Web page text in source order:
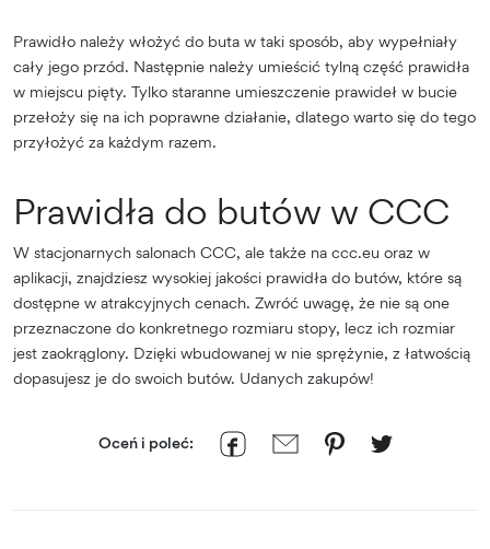
Prawidło należy włożyć do buta w taki sposób, aby wypełniały
cały jego przód. Następnie należy umieścić tylną część prawidła
w miejscu pięty. Tylko staranne umieszczenie prawideł w bucie
przełoży się na ich poprawne działanie, dlatego warto się do tego
przyłożyć za każdym razem.
Prawidła do butów w CCC
W stacjonarnych salonach CCC, ale także na ccc.eu oraz w
aplikacji, znajdziesz wysokiej jakości prawidła do butów, które są
dostępne w atrakcyjnych cenach. Zwróć uwagę, że nie są one
przeznaczone do konkretnego rozmiaru stopy, lecz ich rozmiar
jest zaokrąglony. Dzięki wbudowanej w nie sprężynie, z łatwością
dopasujesz je do swoich butów. Udanych zakupów!
Oceń i poleć: